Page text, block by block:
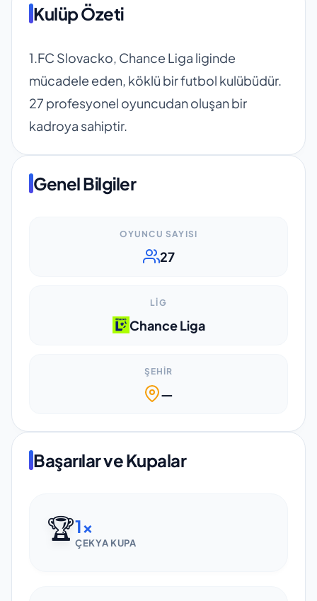
Kulüp Özeti
1.FC Slovacko, Chance Liga liginde
mücadele eden, köklü bir futbol kulübüdür.
27 profesyonel oyuncudan oluşan bir
kadroya sahiptir.
Genel Bilgiler
OYUNCU SAYISI
27
LIG
Chance Liga
ŞEHIR
—
Başarılar ve Kupalar
🏆1x
ÇEKYA KUPA